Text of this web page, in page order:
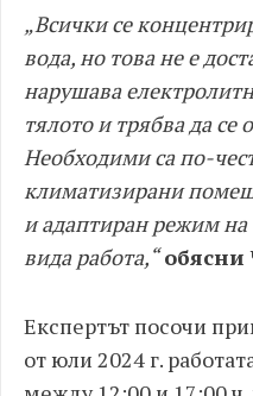
„Всички се
вода, но това не е
нарушава
тялотоитрябва да се
Необходими са по-
климатизирани
и адаптиран режим на
вида работа,“ обясни
Експертът посочи
от юли 2024 г.